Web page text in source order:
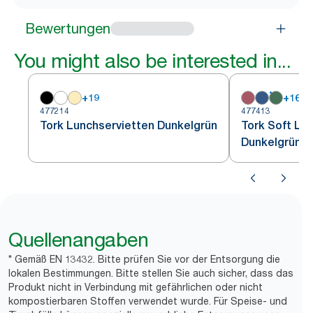
Bewertungen
You might also be interested in...
+19
477214
Tork Lunchservietten Dunkelgrün
+16
477413
Tork Soft
Dunkelgrün
Quellenangaben
* Gemäß EN 13432. Bitte prüfen Sie vor der Entsorgung die
lokalen Bestimmungen. Bitte stellen Sie auch sicher, dass das
Produkt nicht in Verbindung mit gefährlichen oder nicht
kompostierbaren Stoffen verwendet wurde. Für Speise- und